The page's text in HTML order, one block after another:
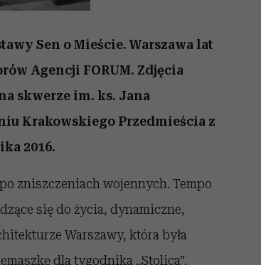
Sen o Mieście. Warszawa lat
Agencji FORUM. Zdjęcia
skwerze im. ks. Jana
Krakowskiego Przedmieścia z
2016.
zniszczeniach wojennych. Tempo
się do życia, dynamiczne,
Warszawy, która była
dla tygodnika „Stolica”.